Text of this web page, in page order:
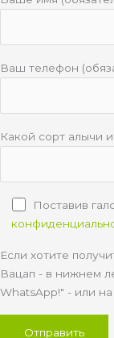
Ваш телефон
Какой сорт алычи
Поставив
Если хотите
Вацап - в нижнем
WhatsApp!" - или на